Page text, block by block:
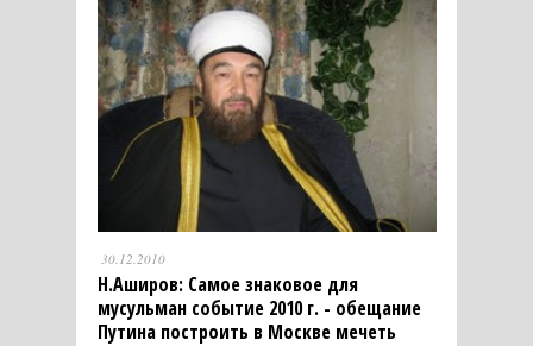
30.12.2010
Н.Аширов: Самое знаковое для
мусульман событие 2010 г. - обещание
Путина построить в Москве мечеть